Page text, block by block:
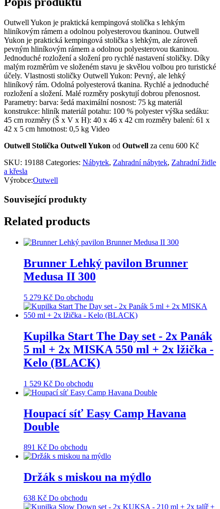
Outwell Yukon je praktická kempingová stolička s lehkým
hliníkovým rámem a odolnou polyesterovou tkaninou. Outwell
Yukon je praktická kempingová stolička s lehkým, ale zároveň
pevným hliníkovým rámem a odolnou polyesterovou tkaninou.
Jednoduché rozložení a složení pro rychlé nastavení stoličky. Díky
malým rozměrům ve složeném stavu je skvělou volbou pro turistické
účely. Vlastnosti stoličky Outwell Yukon: Pevný, ale lehký
hliníkový rám. Odolná polyesterová tkanina. Rychlé a jednoduché
rozložení a složení. Malé rozměry poskytují dobrou přenosnost.
Parametry: barva: šedá maximální nosnost: 75 kg materiál
konstrukce: hliník materiál potahu: 100 % polyester výška sedáku:
45 cm rozměry (Š x V x H): 40 x 46 x 42 cm rozměry balení: 61 x
42 x 5 cm hmotnost: 0,5 kg Video
Outwell Stolička Outwell Yukon od Outwell za cenu 600 Kč
SKU: 19188 Categories: Nábytek, Zahradní nábytek, Zahradní židle
a křesla
Výrobce:Outwell
Související produkty
Related products
Brunner Lehký pavilon Brunner
Medusa II 300
5 279 Kč Do obchodu
Kupilka Start The Day set - 2x Panák
5 ml + 2x MISKA 550 ml + 2x lžička -
Kelo (BLACK)
1 529 Kč Do obchodu
Houpací síť Easy Camp Havana
Double
891 Kč Do obchodu
Držák s miskou na mýdlo
638 Kč Do obchodu